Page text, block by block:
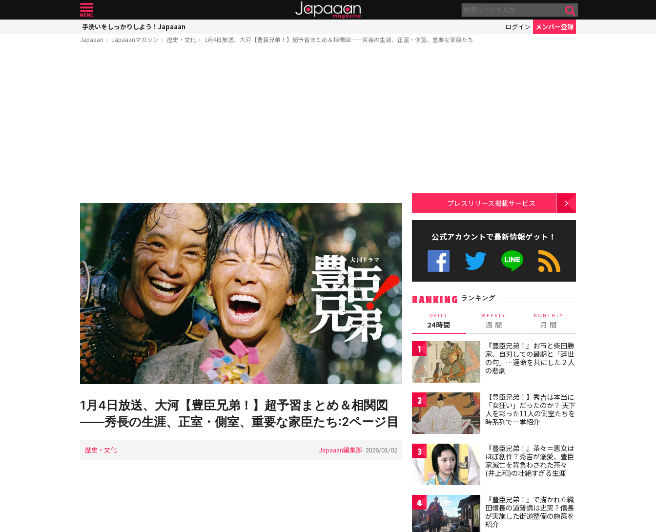
手洗いをしっかりしよう！Japaaan ログイン メンバー登録
Japaaan Japaaanマガジン 歴史・文化 1月4日放送、大河【豊臣兄弟！】超予習まとめ＆相関図——秀長の生涯、正室・側室、重要な家臣たち
1月4日放送、大河【豊臣兄弟！】超予習まとめ＆相関図
——秀長の生涯、正室・側室、重要な家臣たち:2ページ目
歴史・文化 Japaaan編集部 2026/01/02
プレスリリース掲載サービス
公式アカウントで最新情報ゲット！
RANKING ランキング
DAILY
24時間
WEEKLY
週 間
MONTHLY
月 間
1
『豊臣兄弟！』お市と柴田勝
家、自刃しての最期と「辞世
の句」…運命を共にした２人
の悲劇
2
【豊臣兄弟！】秀吉は本当に
「女狂い」だったのか？ 天下
人を彩った11人の側室たちを
時系列で一挙紹介
3
『豊臣兄弟！』茶々＝悪女は
ほぼ創作？秀吉が溺愛、豊臣
家滅亡を背負わされた茶々
(井上和)の壮絶すぎる生涯
4
『豊臣兄弟！』で描かれた織
田信長の道普請は史実？信長
が実施した街道整備の施策を
紹介